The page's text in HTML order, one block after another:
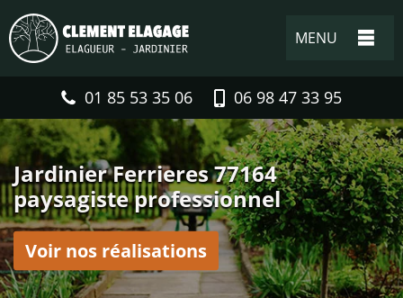
MENU
01 85 53 35 06 06 98 47 33 95
Jardinier Ferrieres 77164
paysagiste professionnel
Voir nos réalisations